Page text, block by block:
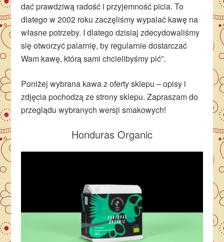
dać prawdziwą radość i przyjemność picia. To
dlatego w 2002 roku zaczęliśmy wypalać kawę na
własne potrzeby. I dlatego dzisiaj zdecydowaliśmy
się otworzyć palarnię, by regularnie dostarczać
Wam kawę, którą sami chcielibyśmy pić”.
Poniżej wybrana kawa z oferty sklepu – opisy i
zdjęcia pochodzą ze strony sklepu. Zapraszam do
przeglądu wybranych wersji smakowych!
Honduras Organic